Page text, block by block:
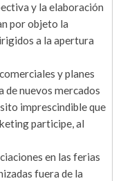
y la elaboración
por objeto la
a la apertura
y planes
nuevos mercados
imprescindible que
participe, al
en las ferias
fuera de la